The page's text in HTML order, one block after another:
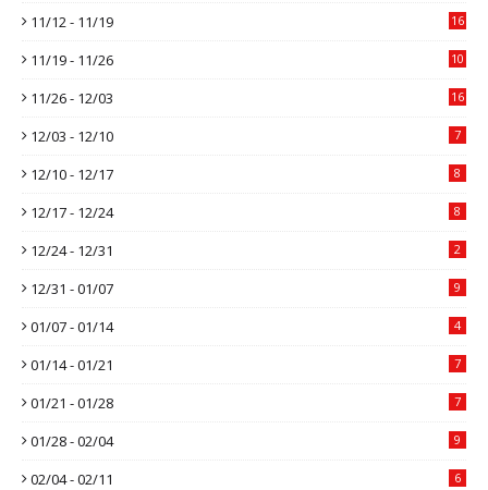
11/12 - 11/19 16
11/19 - 11/26 10
11/26 - 12/03 16
12/03 - 12/10 7
12/10 - 12/17 8
12/17 - 12/24 8
12/24 - 12/31 2
12/31 - 01/07 9
01/07 - 01/14 4
01/14 - 01/21 7
01/21 - 01/28 7
01/28 - 02/04 9
02/04 - 02/11 6